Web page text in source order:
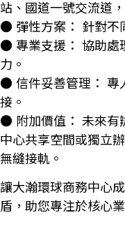
站、國道一號交流道
● 彈性方案： 針對不
● 專業支援： 協助處
力。
● 信件妥善管理： 專
接。
● 附加價值： 未來有
中心共享空間或獨立
無縫接軌。
讓大瀚環球商務中心
盾，助您專注於核心